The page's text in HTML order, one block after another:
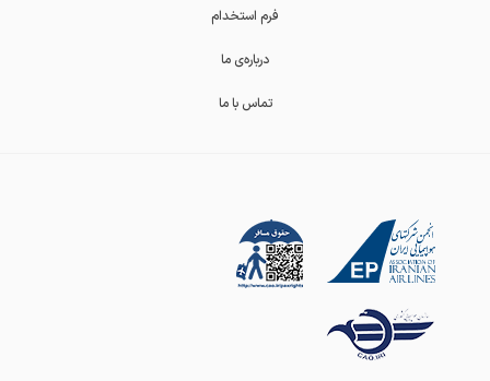
فرم استخدام
درباره‌ی ما
تماس با ما